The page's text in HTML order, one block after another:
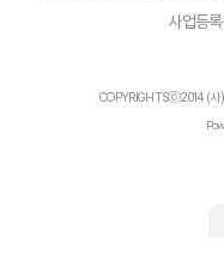
사업등
COPYRIGHTSⓒ2014 (사)